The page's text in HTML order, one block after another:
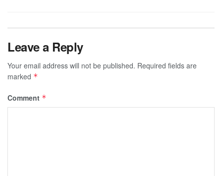
Leave a Reply
Your email address will not be published. Required fields are
marked *
Comment *